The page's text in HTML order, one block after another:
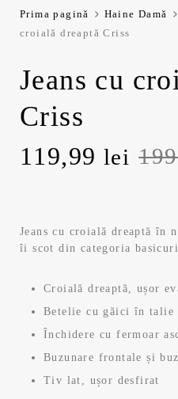
Prima pagină Haine Damă
croială dreaptă Criss
Jeans cu
Criss
P
e
ț
u
119,99 lei
P
e
ț
u
c
Jeans cu croială dreaptă în
îi scot din categoria
Croială dreaptă, ușor
Betelie cu găici în talie
Închidere cu fermoar
Buzunare frontale și
Tiv lat, ușor desfirat